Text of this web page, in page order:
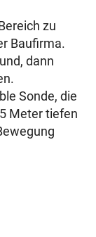
zu
Baufirma.
dann
Sonde, die
Meter tiefen